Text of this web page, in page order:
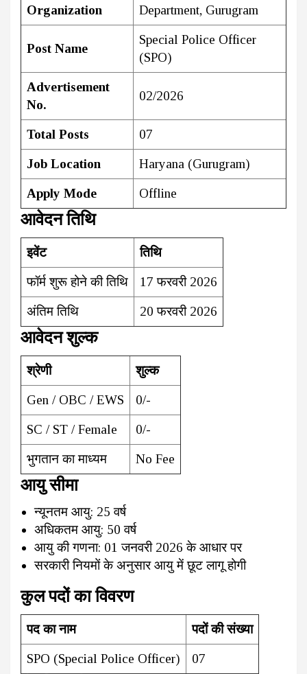
Organization
Department, Gurugram
Post Name
Special Police Officer
(SPO)
Advertisement
No.
02/2026
Total Posts 07
Job Location Haryana (Gurugram)
Apply Mode Offline
आवेदन तिथि
इवेंट तिथि
फॉर्म शुरू होने की तिथि 17 फरवरी 2026
अंतिम तिथि 20 फरवरी 2026
आवेदन शुल्क
श्रेणी शुल्क
Gen / OBC / EWS ₹0/-
SC / ST / Female ₹0/-
भुगतान का माध्यम No Fee
आयु सीमा
न्यूनतम आयु: 25 वर्ष
अधिकतम आयु: 50 वर्ष
आयु की गणना: 01 जनवरी 2026 के आधार पर
सरकारी नियमों के अनुसार आयु में छूट लागू होगी
कुल पदों का विवरण
पद का नाम पदों की संख्या
SPO (Special Police Officer) 07